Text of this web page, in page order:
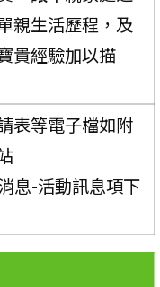
親生活歷程，及
貴經驗加以描
表等電子檔如附
息-活動訊息項下